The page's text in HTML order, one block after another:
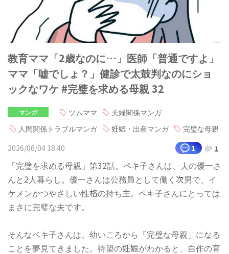
教育ママ「2歳なのに…」医師「普通ですよ」
ママ「嘘でしょ？」健診で太鼓判なのにショ
ックなワケ #完璧を求める母親 32
マンガ ツムママ
夫婦関係マンガ
人間関係トラブルマンガ
妊娠・出産マンガ
完璧な母親
2026/06/04 18:40
1 1
「完璧を求める母親」第32話。ペキ子さんは、夫の優一さ
んと2人暮らし。優一さんは公務員として働く次男で、イ
ケメンかつやさしい性格の持ち主。ペキ子さんにとっては
まさに完璧な夫です。
そんなペキ子さんは、幼いころから「完璧な母親」になる
ことを夢見てきました。待望の妊娠がわかると、自作の育